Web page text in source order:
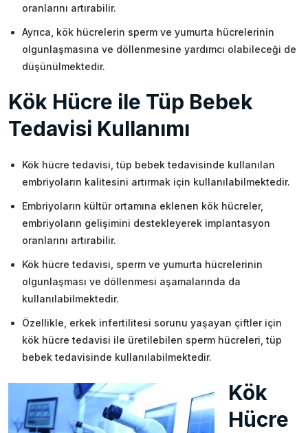
oranlarını artırabilir.
Ayrıca, kök hücrelerin sperm ve yumurta hücrelerinin
olgunlaşmasına ve döllenmesine yardımcı olabileceği de
düşünülmektedir.
Kök Hücre ile Tüp Bebek
Tedavisi Kullanımı
Kök hücre tedavisi, tüp bebek tedavisinde kullanılan
embriyoların kalitesini artırmak için kullanılabilmektedir.
Embriyoların kültür ortamına eklenen kök hücreler,
embriyoların gelişimini destekleyerek implantasyon
oranlarını artırabilir.
Kök hücre tedavisi, sperm ve yumurta hücrelerinin
olgunlaşması ve döllenmesi aşamalarında da
kullanılabilmektedir.
Özellikle, erkek infertilitesi sorunu yaşayan çiftler için
kök hücre tedavisi ile üretilebilen sperm hücreleri, tüp
bebek tedavisinde kullanılabilmektedir.
Kök
Hücre